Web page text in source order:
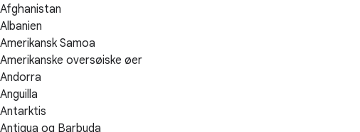
Afghanistan
Albanien
Amerikansk Samoa
Amerikanske oversøiske øer
Andorra
Anguilla
Antarktis
Antigua og Barbuda